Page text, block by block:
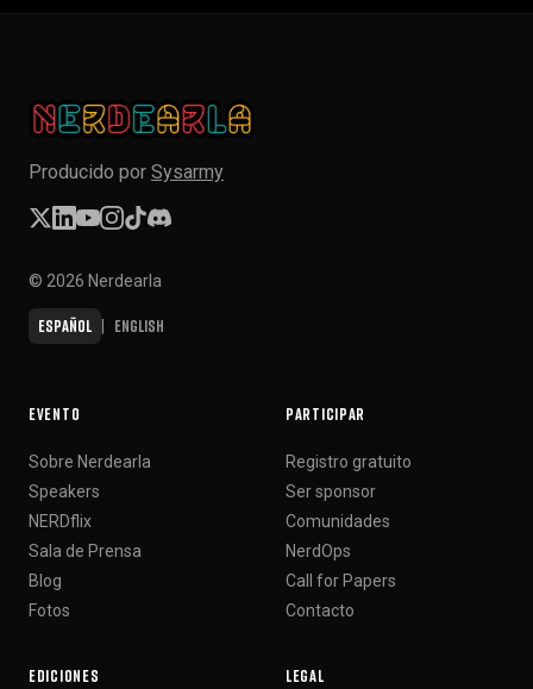
Producido por Sysarmy
© 2026 Nerdearla
Español English
EVENTO
Sobre Nerdearla
Speakers
NERDflix
Sala de Prensa
Blog
Fotos
PARTICIPAR
Registro gratuito
Ser sponsor
Comunidades
NerdOps
Call for Papers
Contacto
EDICIONES LEGAL